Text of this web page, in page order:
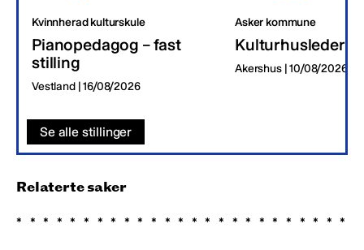
Kvinnherad kulturskule
Pianopedagog – fast
stilling
Vestland | 16/08/2026
Asker kommune
Kulturhusleder
Akershus | 10/08/2026
Se alle stillinger
Relaterte saker